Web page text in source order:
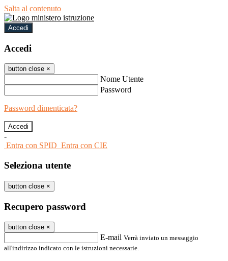
Salta al contenuto
Accedi
Accedi
button close ×
Nome Utente
Password
Password dimenticata?
-
Entra con SPID Entra con CIE
Seleziona utente
button close ×
Recupero password
button close ×
E-mail Verrà inviato un messaggio
all'indirizzo indicato con le istruzioni necessarie.